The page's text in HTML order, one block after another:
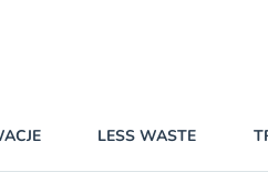
LESS WASTE